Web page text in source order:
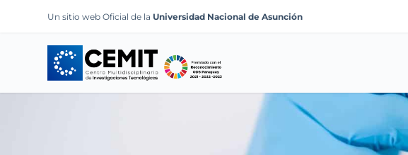
t
Un sitio web Oficial de la Universidad Nacional de Asunción